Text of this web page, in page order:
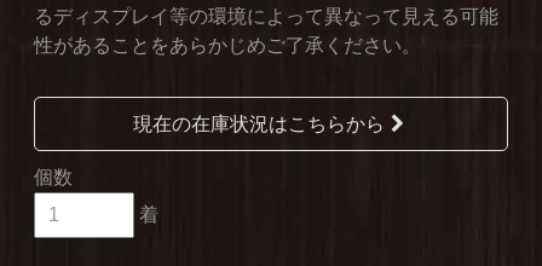
るディスプレイ等の環境によって異なって見える可能
性があることをあらかじめご了承ください。
現在の在庫状況はこちらから
個数
着